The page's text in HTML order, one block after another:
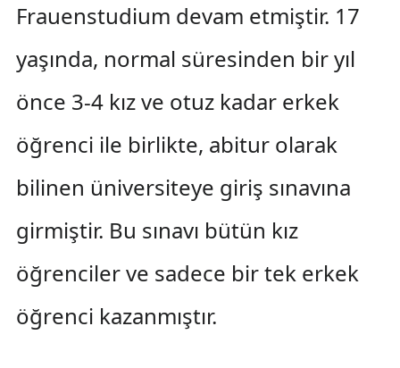
Frauenstudium devam etmiştir. 17
yaşında, normal süresinden bir yıl
önce 3-4 kız ve otuz kadar erkek
öğrenci ile birlikte, abitur olarak
bilinen üniversiteye giriş sınavına
girmiştir. Bu sınavı bütün kız
öğrenciler ve sadece bir tek erkek
öğrenci kazanmıştır.